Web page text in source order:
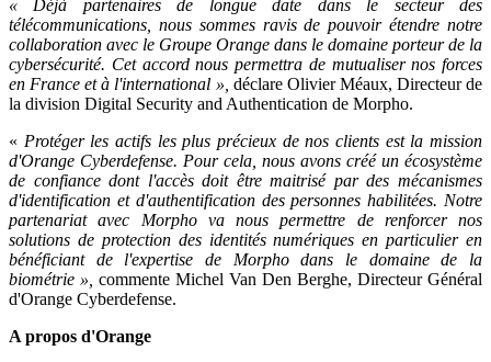
« Déjà partenaires de longue date dans le secteur des
télécommunications, nous sommes ravis de pouvoir étendre notre
collaboration avec le Groupe Orange dans le domaine porteur de la
cybersécurité. Cet accord nous permettra de mutualiser nos forces
en France et à l'international », déclare Olivier Méaux, Directeur de
la division Digital Security and Authentication de Morpho.
« Protéger les actifs les plus précieux de nos clients est la mission
d'Orange Cyberdefense. Pour cela, nous avons créé un écosystème
de confiance dont l'accès doit être maitrisé par des mécanismes
d'identification et d'authentification des personnes habilitées. Notre
partenariat avec Morpho va nous permettre de renforcer nos
solutions de protection des identités numériques en particulier en
bénéficiant de l'expertise de Morpho dans le domaine de la
biométrie », commente Michel Van Den Berghe, Directeur Général
d'Orange Cyberdefense.
A propos d'Orange